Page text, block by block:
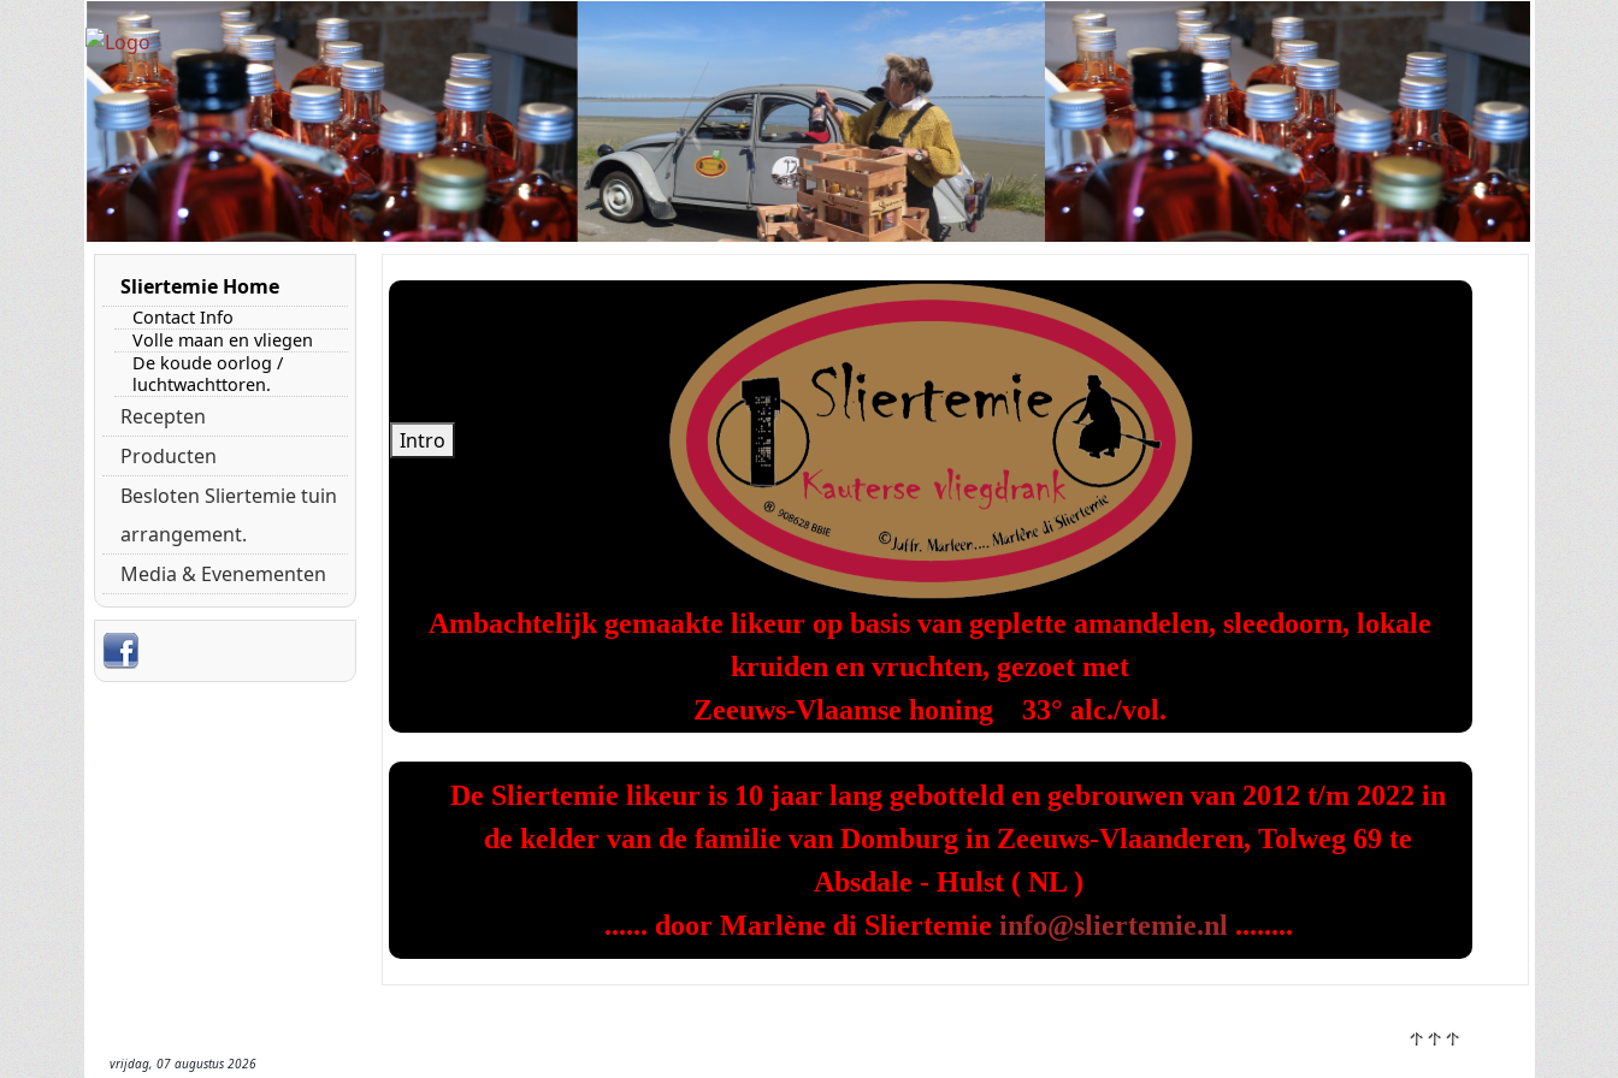
Sliertemie Home
Contact Info
Volle maan en vliegen
De koude oorlog /
luchtwachttoren.
Recepten
Producten
Besloten Sliertemie tuin
arrangement.
Media & Evenementen
Intro
Ambachtelijk gemaakte likeur op basis van geplette amandelen, sleedoorn, lokale
kruiden en vruchten, gezoet met
Zeeuws-Vlaamse honing 33° alc./vol.
De Sliertemie likeur is 10 jaar lang gebotteld en gebrouwen van 2012 t/m 2022 in
de kelder van de familie van Domburg in Zeeuws-Vlaanderen, Tolweg 69 te
Absdale - Hulst ( NL )
...... door Marlène di Sliertemie info@sliertemie.nl ........
↑↑↑
vrijdag, 07 augustus 2026